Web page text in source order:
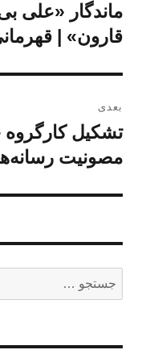
ماندگار «علی‌
قارون» |
بعدی
نوشته
بعدی:
تشکیل
مصونیت
برای: